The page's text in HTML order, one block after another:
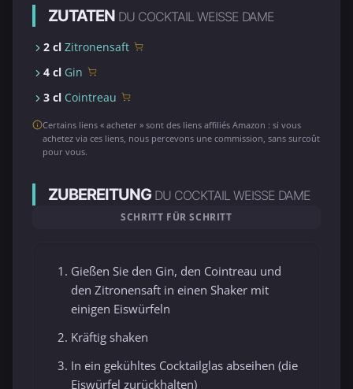
ZUTATEN DU COCKTAIL WEISSE DAME
2 cl Zitronensaft
4 cl Gin
3 cl Cointreau
Certains liens « acheter » sont des liens affiliés Amazon : si vous
achetez via ces liens, nous percevons une commission, sans surcoût
pour vous.
ZUBEREITUNG DU COCKTAIL WEISSE DAME
SCHRITT FÜR SCHRITT
Gießen Sie den Gin, den Cointreau und
den Zitronensaft in einen Shaker mit
einigen Eiswürfeln
Kräftig shaken
In ein gekühltes Cocktailglas abseihen (die
Eiswürfel zurückhalten)